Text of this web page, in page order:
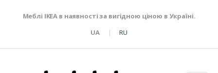
Меблі IKEA в наявності за вигідною ціною в Україні.
UA
RU